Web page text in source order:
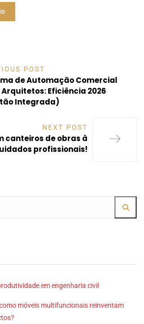
POST
de Automação Comercial
Eficiência 2026
Integrada)
NEXT POST
canteiros de obras à
profissionais!
em engenharia civil
móveis multifuncionais reinventam